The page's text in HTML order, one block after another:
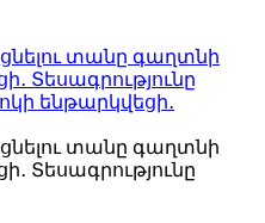
տանը գաղտնի
Տեսագրությունը
ենթարկվեցի․
տանը գաղտնի
Տեսագրությունը